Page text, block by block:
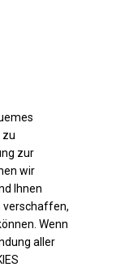
zu
zur
wir
Ihnen
verschaffen,
Wenn
aller